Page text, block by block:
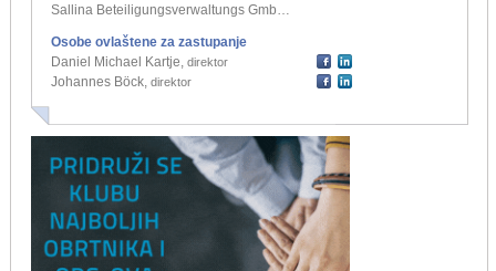
Sallina Beteiligungsverwaltungs GmbH, Austrija
Osobe ovlaštene za zastupanje
Daniel Michael Kartje, direktor
Johannes Böck, direktor